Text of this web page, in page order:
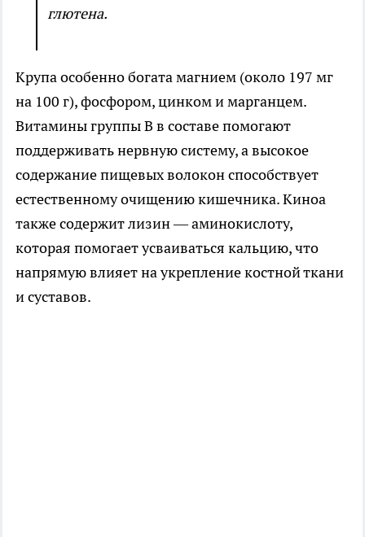
глютена.
Крупа особенно богата магнием (около 197 мг
на 100 г), фосфором, цинком и марганцем.
Витамины группы B в составе помогают
поддерживать нервную систему, а высокое
содержание пищевых волокон способствует
естественному очищению кишечника. Киноа
также содержит лизин — аминокислоту,
которая помогает усваиваться кальцию, что
напрямую влияет на укрепление костной ткани
и суставов.